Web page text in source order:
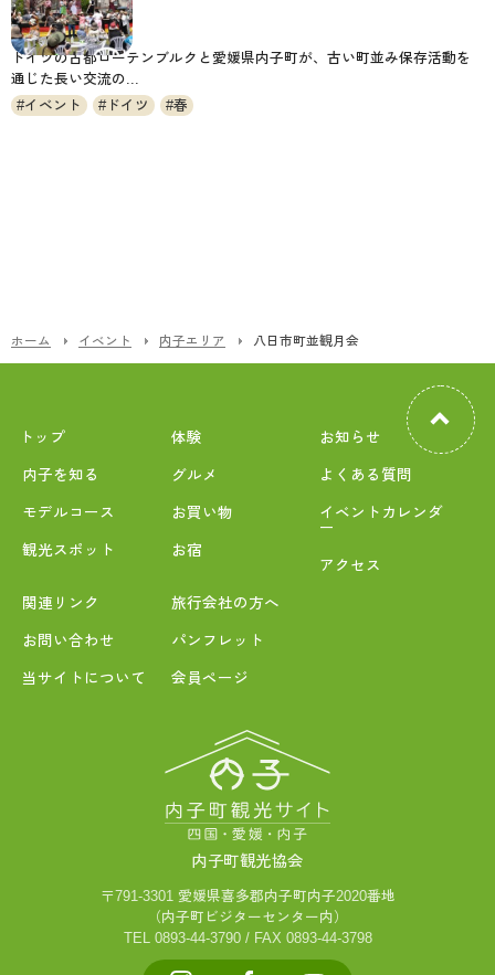
ドイツの古都ローテンブルクと愛媛県内子町が、古い町並み保存活動を
通じた長い交流の...
イベント
ドイツ 春
ホーム イベント 内子エリア 八日市町並観月会
トップ
内子を知る
モデルコース
観光スポット
体験
グルメ
お買い物
お宿
お知らせ
よくある質問
イベントカレンダ
ー
アクセス
関連リンク
お問い合わせ
当サイトについて
旅行会社の方へ
パンフレット
会員ページ
内子町観光協会
〒791-3301 愛媛県喜多郡内子町内子2020番地
（内子町ビジターセンター内）
TEL 0893-44-3790 / FAX 0893-44-3798